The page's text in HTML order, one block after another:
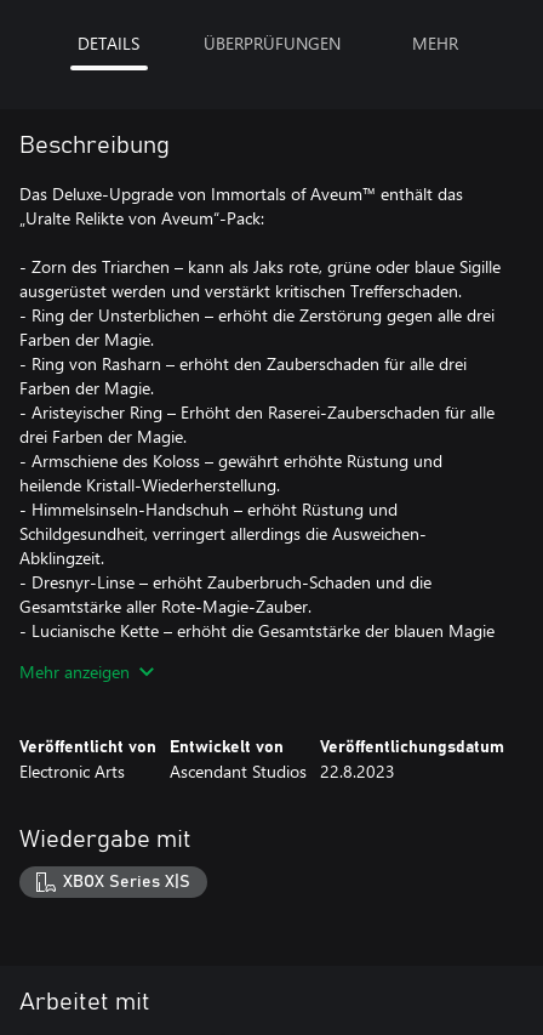
DETAILS ÜBERPRÜFUNGEN MEHR
Beschreibung
Das Deluxe-Upgrade von Immortals of Aveum™ enthält das
„Uralte Relikte von Aveum“-Pack:
- Zorn des Triarchen – kann als Jaks rote, grüne oder blaue Sigille
ausgerüstet werden und verstärkt kritischen Trefferschaden.
- Ring der Unsterblichen – erhöht die Zerstörung gegen alle drei
Farben der Magie.
- Ring von Rasharn – erhöht den Zauberschaden für alle drei
Farben der Magie.
- Aristeyischer Ring – Erhöht den Raserei-Zauberschaden für alle
drei Farben der Magie.
- Armschiene des Koloss – gewährt erhöhte Rüstung und
heilende Kristall-Wiederherstellung.
- Himmelsinseln-Handschuh – erhöht Rüstung und
Schildgesundheit, verringert allerdings die Ausweichen-
Abklingzeit.
- Dresnyr-Linse – erhöht Zauberbruch-Schaden und die
Gesamtstärke aller Rote-Magie-Zauber.
- Lucianische Kette – erhöht die Gesamtstärke der blauen Magie
- Phiole der Pentacade – erhöht die Dauer von Haftzaubern und
*Immortals of Aveum™ (separat erhältlich) sowie alle
Spielupdates erforderlich.
Mehr anzeigen
Veröffentlicht von
Electronic Arts
Entwickelt von
Ascendant Studios
Veröffentlichungsdatum
22.8.2023
Wiedergabe mit
XBOX Series X|S
Arbeitet mit